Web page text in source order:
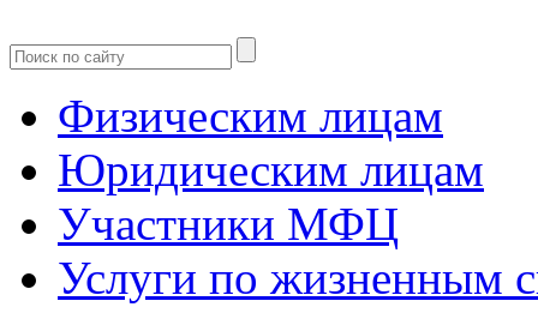
Физическим лицам
Юридическим лицам
Участники МФЦ
Услуги по жизненным